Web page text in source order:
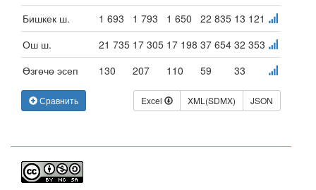
Бишкек ш.
1 693 1 793 1 650 22 835 13 121
Ош ш.
21 735 17 305 17 198 37 654 32 353
Өзгөчө эсеп
130 207 110 59 33
Сравнить Excel XML(SDMX) JSON